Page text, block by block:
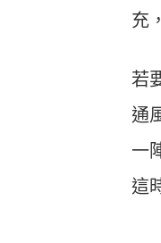
充
若
通
一
這